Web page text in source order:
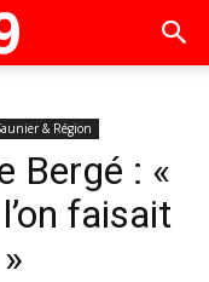
& Région
Bergé : «
faisait